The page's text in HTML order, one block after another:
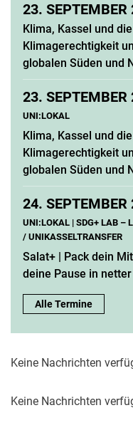
23. SEPTEMBER
Klima, Kassel und
Klimagerechtigkeit
globalen Süden und
23. SEPTEMBER
UNI:LOKAL
Klima, Kassel und
Klimagerechtigkeit
globalen Süden und
24. SEPTEMBER
UNI:LOKAL | SDG+ LAB –
/ UNIKASSELTRANSFER
Salat+ | Pack dein
deine Pause in
Alle Termine
Keine Nachrichten
Keine Nachrichten